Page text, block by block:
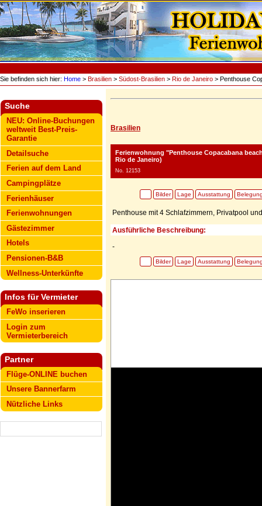
Sie befinden sich hier: Home > Brasilien > Südost-Brasilien > Rio de Janeiro > Penthouse
Suche
NEU: Online-Buchungen
weltweit Best-Preis-
Garantie
Detailsuche
Ferien auf dem Land
Campingplätze
Ferienhäuser
Ferienwohnungen
Gästezimmer
Hotels
Pensionen-B&B
Wellness-Unterkünfte
Infos für Vermieter
FeWo inserieren
Login zum
Vermieterbereich
Partner
Flüge-ONLINE buchen
Unsere Bannerfarm
Nützliche Links
Brasilien
Ferienwohnung "Penthouse Copacabana
Rio de Janeiro)
No. 12153
Bilder Lage Ausstattung
Penthouse mit 4 Schlafzimmern, Privatpool
Ausführliche Beschreibung:
-
Bilder Lage Ausstattung